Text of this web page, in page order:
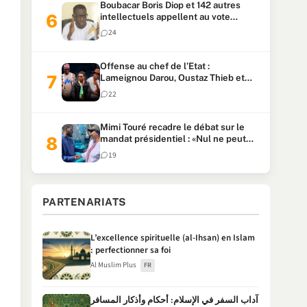
Boubacar Boris Diop et 142 autres
intellectuels appellent au vote
urgent de la révision
constitutionnelle
24
Offense au chef de l’Etat :
Lameignou Darou, Oustaz Thieb et
Ndiaye Touba lourdement
condamnés
22
Mimi Touré recadre le débat sur le
mandat présidentiel : «Nul ne peut
faire plus de deux mandats
consécutifs de 5 ans»
19
PARTENARIATS
L’excellence spirituelle (al-Ihsan) en Islam
: perfectionner sa foi
Al Muslim Plus FR
آداب السفر في الإسلام: أحكام وأذكار المسافر